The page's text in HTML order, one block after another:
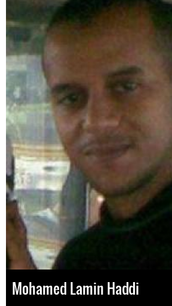
Mohamed Lamin Haddi